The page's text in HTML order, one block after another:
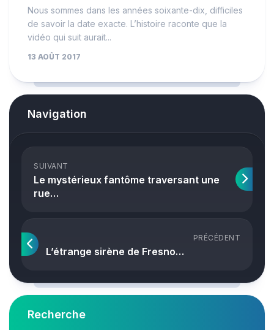
Nous sommes dans les années soixante-dix, difficiles
de savoir la date exacte. L’histoire raconte que la
vidéo qui suit aurait...
13 AOÛT 2017
Navigation
SUIVANT
Le mystérieux fantôme traversant une
rue…
PRÉCÉDENT
L’étrange sirène de Fresno…
Recherche